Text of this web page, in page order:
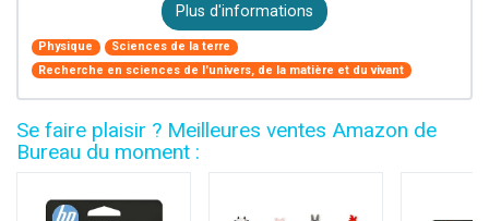
Plus d'informations
Physique
Sciences de la terre
Recherche en sciences de l'univers, de la matière et du vivant
Se faire plaisir ? Meilleures ventes Amazon de
Bureau du moment :